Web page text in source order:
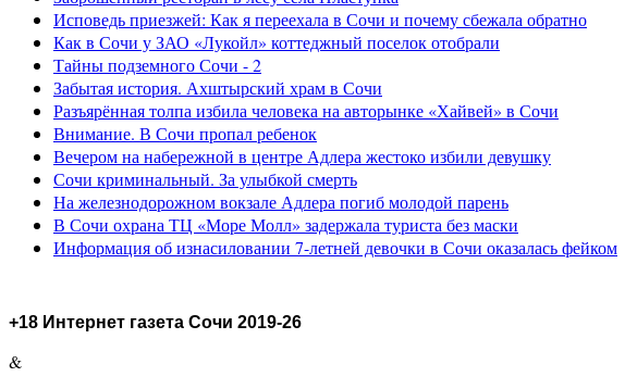
Исповедь приезжей: Как я переехала в Сочи и почему сбежала обратно
Как в Сочи у ЗАО «Лукойл» коттеджный поселок отобрали
Тайны подземного Сочи - 2
Забытая история. Ахштырский храм в Сочи
Разъярённая толпа избила человека на авторынке «Хайвей» в Сочи
Внимание. В Сочи пропал ребенок
Вечером на набережной в центре Адлера жестоко избили девушку
Сочи криминальный. За улыбкой смерть
На железнодорожном вокзале Адлера погиб молодой парень
В Сочи охрана ТЦ «Море Молл» задержала туриста без маски
Информация об изнасиловании 7-летней девочки в Сочи оказалась фейком
+18 Интернет газета Сочи 2019-26
&